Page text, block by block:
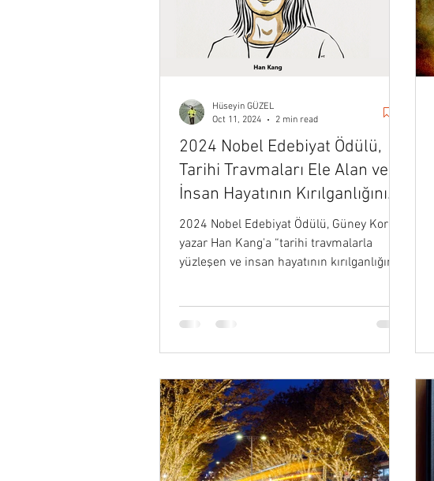
2024 Nobel Edebiyat Ödülü,
Tarihi Travmaları Ele Alan ve
İnsan Hayatının Kırılganlığını
Vurgulayan Bir Esere Verildi
2024 Nobel Edebiyat Ödülü, Güney Koreli
yazar Han Kang'a “tarihi travmalarla
yüzleşen ve insan hayatının kırılganlığını
Hüseyin GÜZEL
Oct 11, 2024
2 min read